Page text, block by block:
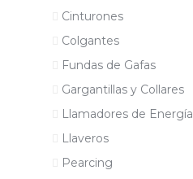
Cinturones
Colgantes
Fundas de Gafas
Gargantillas y Collares
Llamadores de Energía
Llaveros
Pearcing